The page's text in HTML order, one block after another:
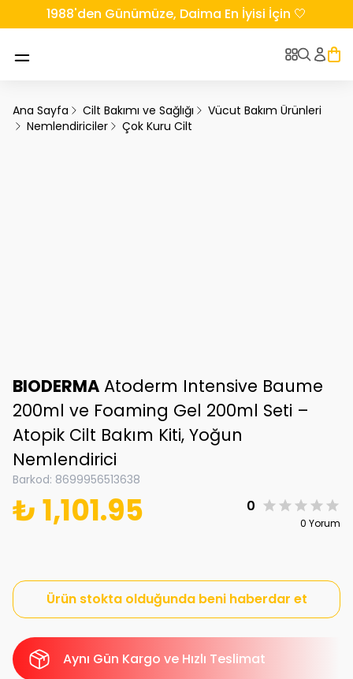
1988'den Günümüze, Daima En İyisi İçin 🤍
Ana Sayfa Cilt Bakımı ve Sağlığı
Vücut Bakım Ürünleri
Nemlendiriciler
Çok Kuru Cilt
BIODERMA Atoderm Intensive Baume
200ml ve Foaming Gel 200ml Seti –
Atopik Cilt Bakım Kiti, Yoğun
Nemlendirici
Barkod: 8699956513638
₺ 1,101.95 0
0 Yorum
Ürün stokta olduğunda beni haberdar et
Aynı Gün Kargo ve Hızlı Teslimat